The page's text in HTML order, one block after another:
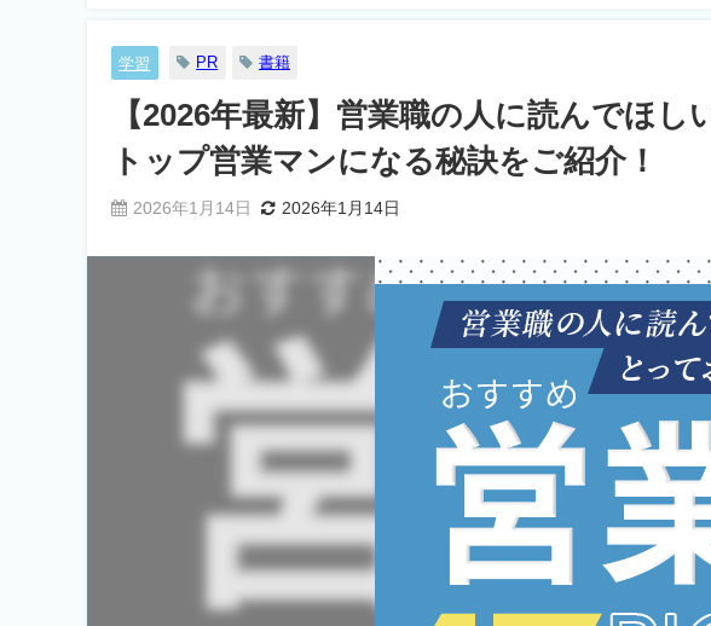
学習 PR 書籍
【2026年最新】営業職の人に読んでほ
トップ営業マンになる秘訣をご紹介！
2026年1月14日 2026年1月14日